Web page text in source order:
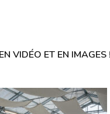
VIDÉO ET EN IMAGES